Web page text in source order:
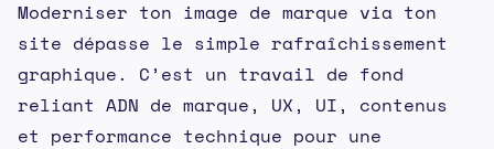
Moderniser ton image de marque via ton
site dépasse le simple rafraîchissement
graphique. C’est un travail de fond
reliant ADN de marque, UX, UI, contenus
et performance technique pour une